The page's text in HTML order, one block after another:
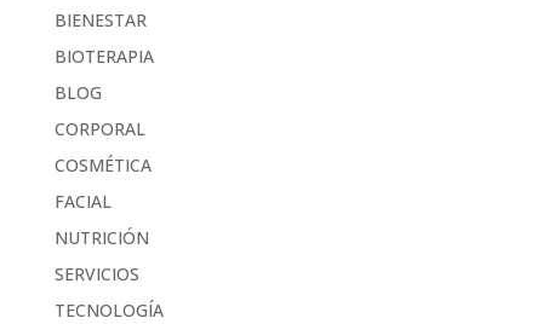
BIENESTAR
BIOTERAPIA
BLOG
CORPORAL
COSMÉTICA
FACIAL
NUTRICIÓN
SERVICIOS
TECNOLOGÍA